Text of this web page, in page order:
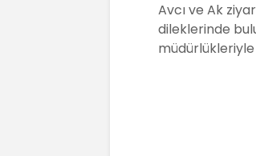
Avcı ve Ak
dileklerinde
müdürlükleriyle